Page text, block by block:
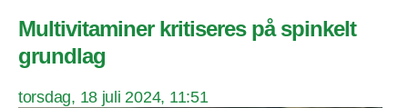
Multivitaminer kritiseres på spinkelt
grundlag
torsdag, 18 juli 2024, 11:51